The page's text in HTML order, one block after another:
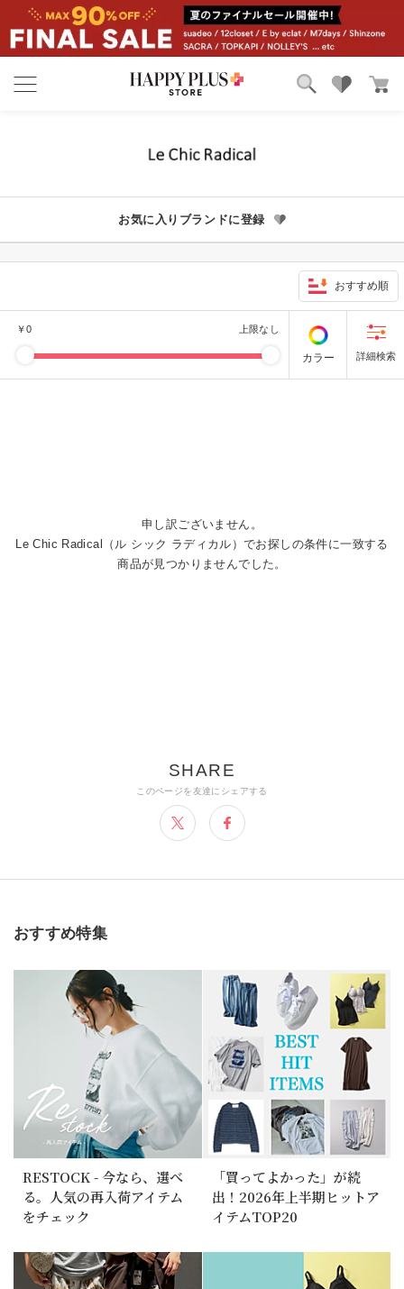
お気に入り
お気に入りブランドに登録
おすすめ順
￥0 上限なし
カラー
申し訳ございません。
Le Chic Radical（ル シック ラディカル）でお探しの条件に一致する
商品が見つかりませんでした。
おすすめ特集
RESTOCK - 今なら、選べ
る。人気の再入荷アイテム
をチェック
「買ってよかった」が続
出！2026年上半期ヒットア
イテムTOP20